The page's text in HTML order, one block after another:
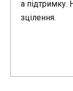
а підтримку.
зцілення.